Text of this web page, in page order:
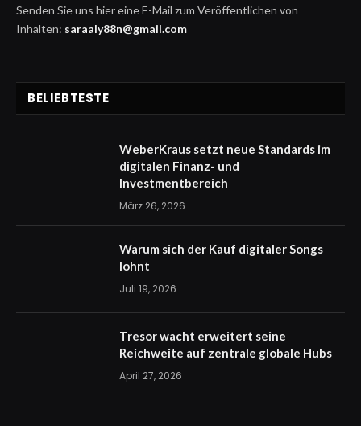
Senden Sie uns hier eine E-Mail zum Veröffentlichen von
Inhalten: saraaly88n@gmail.com
BELIEBTESTE
WeberKraus setzt neue Standards im
digitalen Finanz- und
Investmentbereich
März 26, 2026
Warum sich der Kauf digitaler Songs
lohnt
Juli 19, 2026
Tresor wacht erweitert seine
Reichweite auf zentrale globale Hubs
April 27, 2026